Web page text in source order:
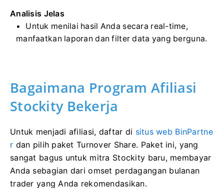
Analisis Jelas
Untuk menilai hasil Anda secara real-time,
manfaatkan laporan dan filter data yang berguna.
Bagaimana Program Afiliasi
Stockity Bekerja
Untuk menjadi afiliasi, daftar di situs web BinPartne
r dan pilih paket Turnover Share. Paket ini, yang
sangat bagus untuk mitra Stockity baru, membayar
Anda sebagian dari omset perdagangan bulanan
trader yang Anda rekomendasikan.